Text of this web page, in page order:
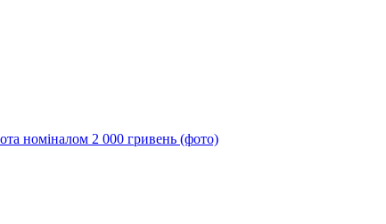
номіналом 2 000 гривень (фото)